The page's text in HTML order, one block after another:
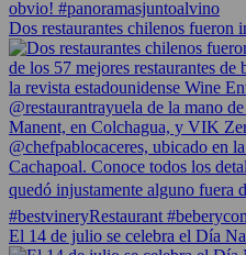
Dos restaurantes chilenos fueron
El 14 de julio se celebra el Día